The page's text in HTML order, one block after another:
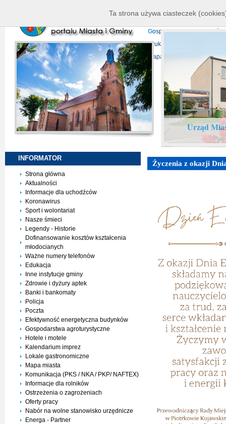
P
rojekty europejskie
Gospodarka
D ruki do pobrania
Mapa serwisu
Urząd
INFORMATOR
Strona główna
Aktualności
Informacje dla uchodźców
Koronawirus
Sport i wolontariat
Nasze śmieci
Legendy - Historie
Dofinansowanie kosztów kształcenia
młodocianych
Ważne numery telefonów
Edukacja
Inne instytucje gminy
Zdrowie i dyżury aptek
Banki i bankomaty
Policja
Poczta
Efektywność energetyczna budynków
Gospodarstwa agroturystyczne
Hotele i motele
Kalendarium imprez
Lokale gastronomiczne
Mapa miasta
Komunikacja (PKS / NKA / PKP/ NAFTEX)
Informacje dla rolników
Ostrzeżenia o zagrożeniach
Oferty pracy
Nabór na wolne stanowisko urzędnicze
Energa - Partner
Życzenia z okazji
Ta strona używa ciasteczek